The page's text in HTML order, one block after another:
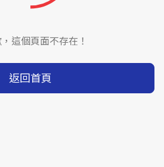
這個頁面不存在！
返回首頁